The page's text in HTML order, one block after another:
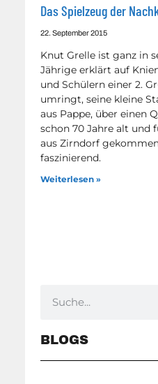
Das Spielzeug der
22. September 2015
Knut Grelle ist ganz in
Jährige erklärt auf
und Schülern einer 2.
umringt, seine kleine
aus Pappe, über einen
schon 70 Jahre alt und
aus Zirndorf
faszinierend.
Weiterlesen »
BLOGS